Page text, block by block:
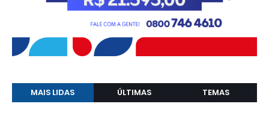
MAIS LIDAS ÚLTIMAS TEMAS